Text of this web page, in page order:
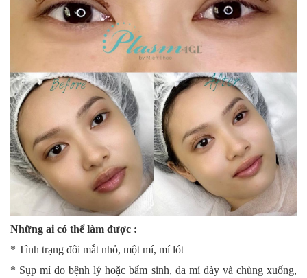
Những ai có thể làm được :
* Tình trạng đôi mắt nhỏ, một mí, mí lót
* Sụp mí do bệnh lý hoặc bẩm sinh, da mí dày và chùng xuống,